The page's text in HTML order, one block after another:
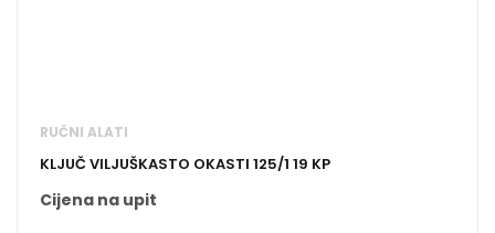
RUČNI ALATI
KLJUČ VILJUŠKASTO OKASTI 125/1 19 KP
Cijena na upit